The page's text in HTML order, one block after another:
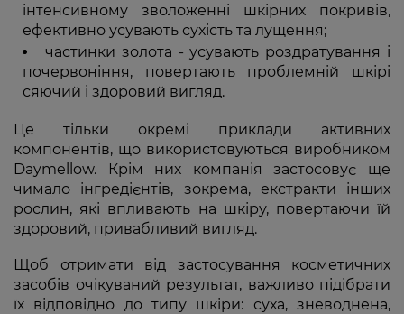
інтенсивному зволоженні шкірних покривів,
ефективно усувають сухість та лущення;
частинки золота - усувають роздратування і
почервоніння, повертають проблемній шкірі
сяючий і здоровий вигляд.
Це тільки окремі приклади активних
компонентів, що використовуються виробником
Daymellow. Крім них компанія застосовує ще
чимало інгредієнтів, зокрема, екстракти інших
рослин, які впливають на шкіру, повертаючи їй
здоровий, привабливий вигляд.
Щоб отримати від застосування косметичних
засобів очікуваний результат, важливо підібрати
їх відповідно до типу шкіри: суха, зневоднена,